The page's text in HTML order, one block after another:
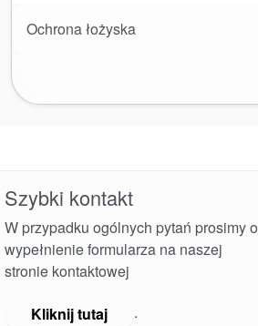
Ochrona łożyska
Szybki kontakt
W przypadku ogólnych pytań prosimy o
wypełnienie formularza na naszej
stronie kontaktowej
Kliknij tutaj .